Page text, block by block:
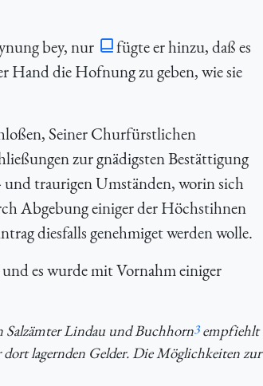
bey, nur
fügte er hinzu, daß es
Hand die Hofnung zu geben, wie sie
Seiner Churfürstlichen
zur gnädigsten Bestättigung
traurigen Umständen, worin sich
Abgebung einiger der Höchstihnen
diesfalls genehmiget werden wolle.
es wurde mit Vornahm einiger
Salzämter Lindau und Buchhorn3empfiehlt
dort lagernden Gelder. Die Möglichkeiten zur